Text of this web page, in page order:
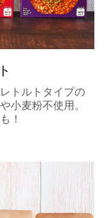
トルトタイプの
小麦粉不使用。
！